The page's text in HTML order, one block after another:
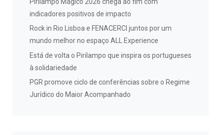
Pirilampo Mágico 2026 chega ao fim com
indicadores positivos de impacto
Rock in Rio Lisboa e FENACERCI juntos por um
mundo melhor no espaço ALL Experience
Está de volta o Pirilampo que inspira os portugueses
à solidariedade
PGR promove ciclo de conferências sobre o Regime
Jurídico do Maior Acompanhado